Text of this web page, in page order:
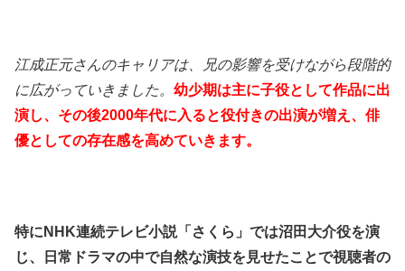
江成正元さんのキャリアは、兄の影響を受けながら段階的
に広がっていきました。 幼少期は主に子役として作品に出
演し、その後2000年代に入ると役付きの出演が増え、俳
優としての存在感を高めていきます。
特にNHK連続テレビ小説「さくら」では沼田大介役を演
じ、日常ドラマの中で自然な演技を見せたことで視聴者の